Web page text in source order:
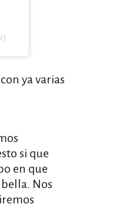
ya varias
si que
en que
Nos